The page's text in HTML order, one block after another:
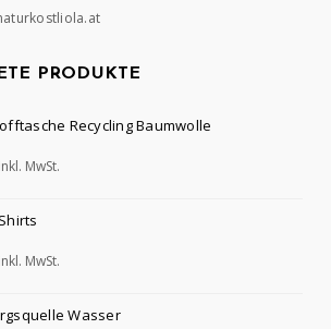
PRODUKTE
Recycling Baumwolle
inkl. MwSt.
inkl. MwSt.
Wasser